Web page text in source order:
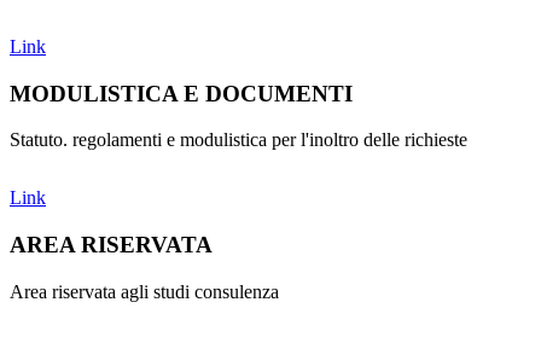
Link
MODULISTICA E DOCUMENTI
Statuto. regolamenti e modulistica per l'inoltro delle richieste
Link
AREA RISERVATA
Area riservata agli studi consulenza